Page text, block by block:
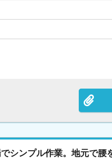
シンプル作業。地元で腰